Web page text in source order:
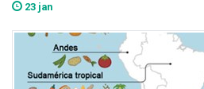
23 jan